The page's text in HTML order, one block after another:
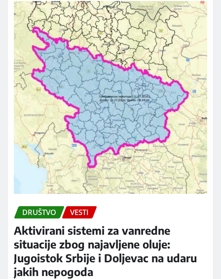
DRUŠTVO VESTI
Aktivirani sistemi za vanredne
situacije zbog najavljene oluje:
Jugoistok Srbije i Doljevac na udaru
jakih nepogoda